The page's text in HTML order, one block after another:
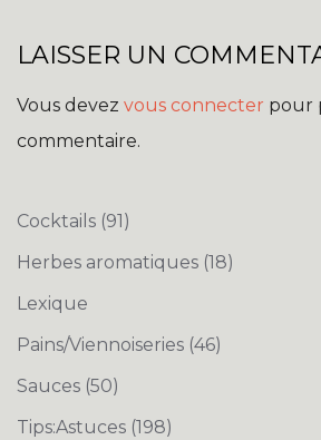
LAISSER UN
Vous devez vous connecter pour
commentaire.
Cocktails (91)
Herbes aromatiques (18)
Lexique
Pains/Viennoiseries (46)
Sauces (50)
Tips:Astuces (198)